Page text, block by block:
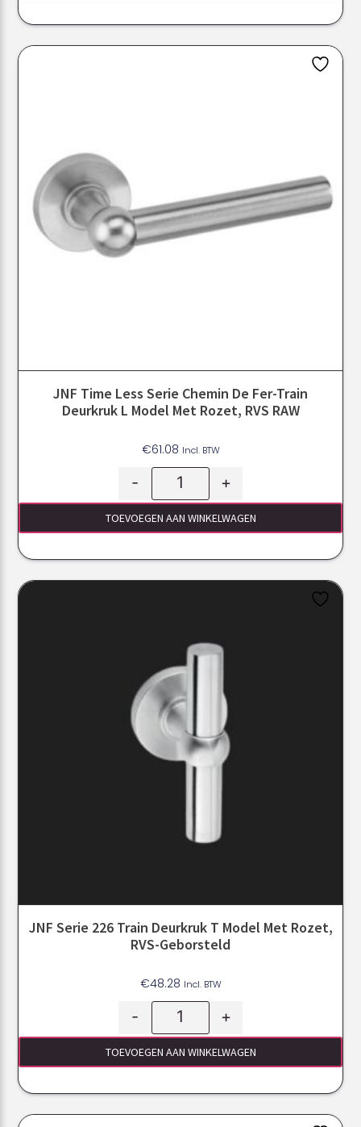
JNF Time Less Serie Chemin De Fer-Train
Deurkruk L Model Met Rozet, RVS RAW
€61.08 Incl. BTW
- +
TOEVOEGEN AAN WINKELWAGEN
JNF Serie 226 Train Deurkruk T Model Met Rozet,
RVS-Geborsteld
€48.28 Incl. BTW
- +
TOEVOEGEN AAN WINKELWAGEN